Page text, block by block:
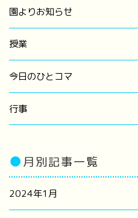
園よりお知らせ
授業
今日のひとコマ
行事
●月別記事一覧
2024年1月